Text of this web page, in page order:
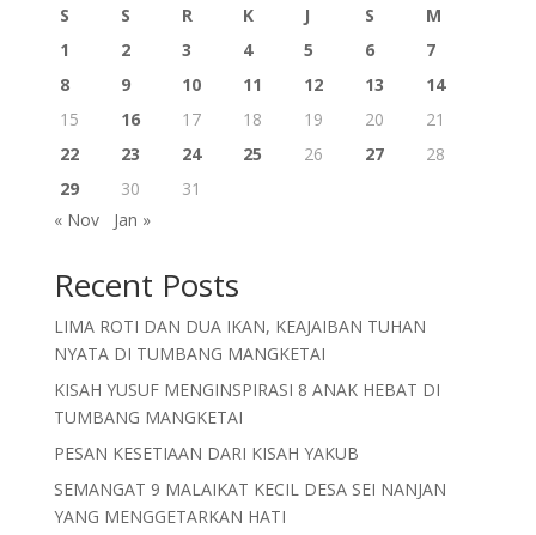
S S R K J S
M
1
2 3 4 5 6
7
8
9 10 11 12 13
14
15
16 17 18 19 20
21
22
23 24 25 26 27
28
29
30
31
« Nov
Jan »
Recent Posts
LIMA ROTI DAN DUA IKAN, KEAJAIBAN TUHAN
NYATA DI TUMBANG MANGKETAI
KISAH YUSUF MENGINSPIRASI 8 ANAK HEBAT DI
TUMBANG MANGKETAI
PESAN KESETIAAN DARI KISAH YAKUB
SEMANGAT 9 MALAIKAT KECIL DESA SEI NANJAN
YANG MENGGETARKAN HATI